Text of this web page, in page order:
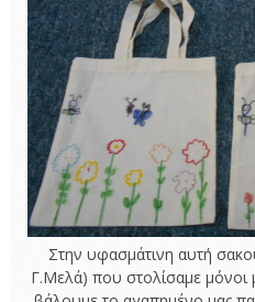
Στην υφασμάτινη αυτή
Γ.Μελά) που στολίσαμε μόνοι